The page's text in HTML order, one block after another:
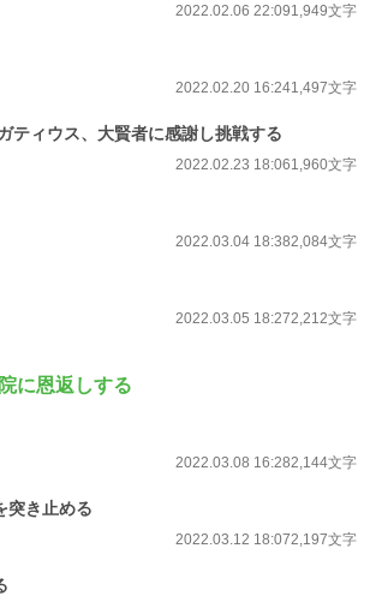
2022.02.06 22:091,949文字
2022.02.20 16:241,497文字
ティウス、大賢者に感謝し挑戦する
2022.02.23 18:061,960文字
2022.03.04 18:382,084文字
2022.03.05 18:272,212文字
に恩返しする
2022.03.08 16:282,144文字
突き止める
2022.03.12 18:072,197文字